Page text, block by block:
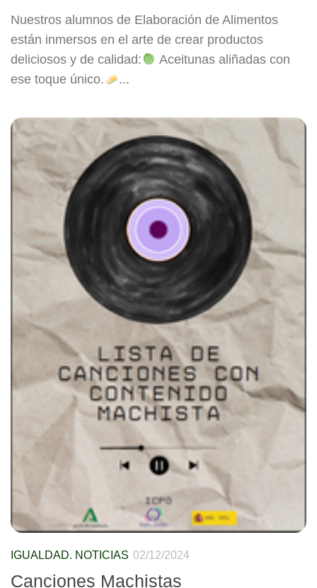
Nuestros alumnos de Elaboración de Alimentos
están inmersos en el arte de crear productos
deliciosos y de calidad:
Aceitunas aliñadas con
ese toque único.
...
IGUALDAD. NOTICIAS 02/12/2024
Canciones Machistas